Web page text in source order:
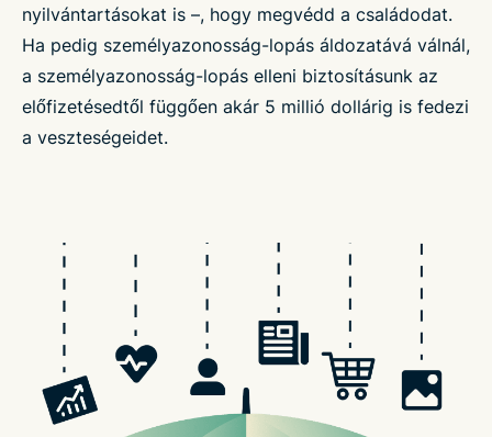
nyilvántartásokat is –, hogy megvédd a családodat.
Ha pedig személyazonosság-lopás áldozatává válnál,
a személyazonosság-lopás elleni biztosításunk az
előfizetésedtől függően akár 5 millió dollárig is fedezi
a veszteségeidet.